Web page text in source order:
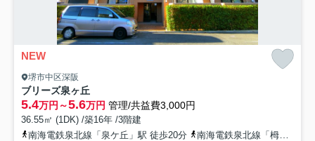
NEW
堺市中区深阪
ブリーズ泉ヶ丘
5.4万円～5.6万円 管理/共益費3,000円
36.55㎡ (1DK) /築16年 /3階建
南海電鉄泉北線「泉ケ丘」駅 徒歩20分
南海電鉄泉北線「栂・美木多」駅 徒歩46分